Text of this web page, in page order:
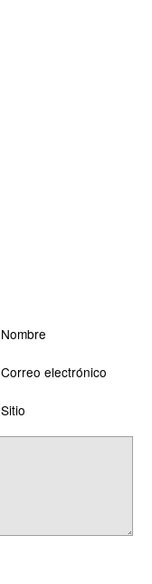
Nombre
Correo electrónico
Sitio